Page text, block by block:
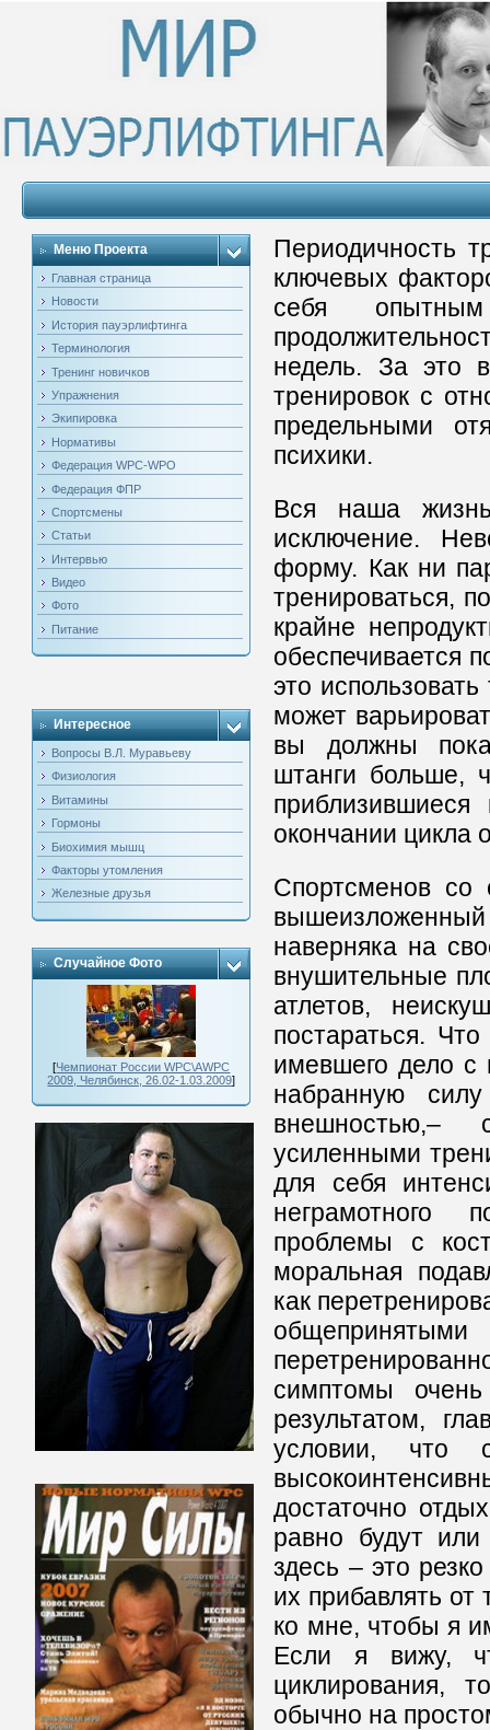
Меню Проекта
Главная страница
Новости
История пауэрлифтинга
Терминология
Тренинг новичков
Упражнения
Экипировка
Нормативы
Федерация WPC-WPO
Федерация ФПР
Спортсмены
Статьи
Интервью
Видео
Фото
Питание
Интересное
Вопросы В.Л. Муравьеву
Физиология
Витамины
Гормоны
Биохимия мышц
Факторы утомления
Железные друзья
Случайное Фото
[Чемпионат России WPC\AWPC
2009, Челябинск, 26.02-1.03.2009]
Периодичность
ключевых
себя
недель. За это
тренировок с
предельными
психики.
Вся наша
исключение.
форму. Как ни
тренироваться,
крайне
обеспечивается
это
может
вы должны
штанги больше,
окончании цикла
Спортсменов со
вышеизложенный
наверняка на
внушительные
атлетов,
постараться.
имевшего дело с
набранную
внешностью,–
усиленными
для себя
неграмотного
проблемы с
моральная
как
симптомы
результатом,
условии, что
достаточно
равно будут
здесь – это
их прибавлять
ко мне, чтобы я
Если я вижу,
циклирования,
обычно на